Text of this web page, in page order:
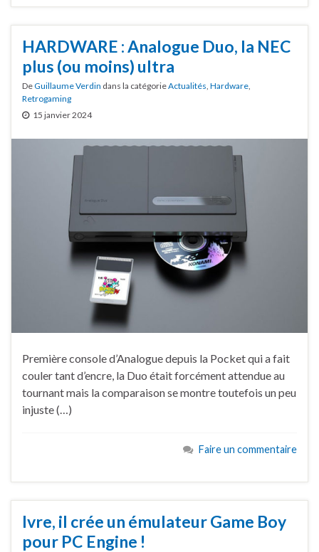
HARDWARE : Analogue Duo, la NEC
plus (ou moins) ultra
DeGuillaume Verdin dans la catégorieActualités, Hardware,
Retrogaming
15 janvier 2024
Première console d’Analogue depuis la Pocket qui a fait
couler tant d’encre, la Duo était forcément attendue au
tournant mais la comparaison se montre toutefois un peu
injuste (…)
Faire un commentaire
Ivre, il crée un émulateur Game Boy
pour PC Engine !